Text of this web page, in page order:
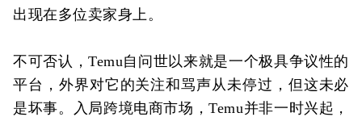
出现在多位卖家身上。
不可否认，Temu自问世以来就是一个极具争议性的
平台，外界对它的关注和骂声从未停过，但这未必
是坏事。入局跨境电商市场，Temu并非一时兴起，